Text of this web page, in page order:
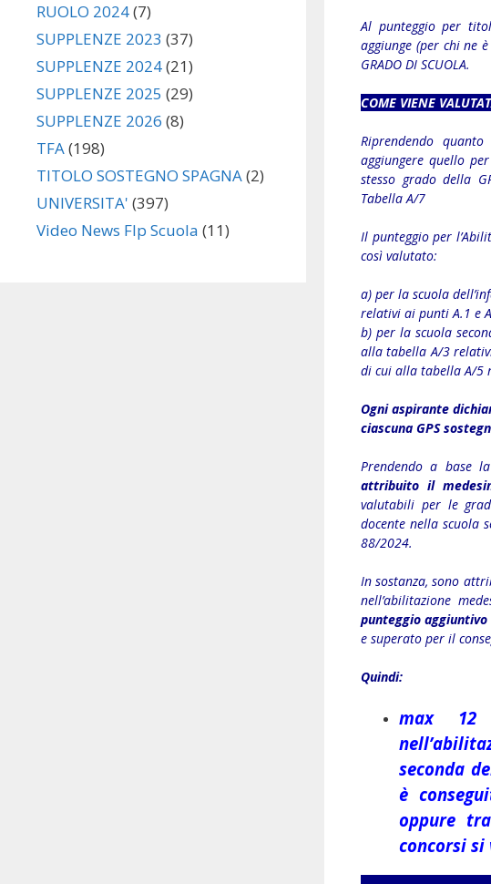
Al punteggio per
aggiunge (per chi ne è
GRADO DI SCUOLA.
COME VIENE
Riprendendo
aggiungere quello
stesso grado della
Tabella A/7
Il punteggio per
così valutato:
a) per la scuola
relativi ai punti A.1 e
b) per la scuola
alla tabella A/3
di cui alla tabella A/5
Ogni aspirante
ciascuna GPS
Prendendo a base
attribuito il
valutabili per le
docente nella scuola
88/2024.
In sostanza, sono
nell’abilitazione
punteggio aggiuntivo
e superato per il
Quindi:
max 12
seconda
è
oppure
concorsi si
RUOLO 2024(7)
SUPPLENZE 2023 (37)
SUPPLENZE 2024(21)
SUPPLENZE 2025 (29)
SUPPLENZE 2026 (8)
TFA(198)
TITOLO SOSTEGNO SPAGNA(2)
UNIVERSITA' (397)
Video News Flp Scuola (11)